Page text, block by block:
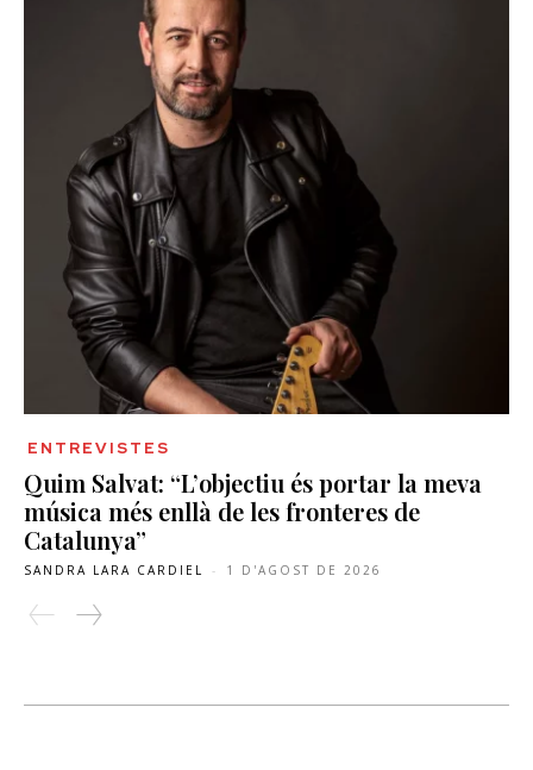
ENTREVISTES
Quim Salvat: “L’objectiu és portar la meva
música més enllà de les fronteres de
Catalunya”
SANDRA LARA CARDIEL - 1 D'AGOST DE 2026